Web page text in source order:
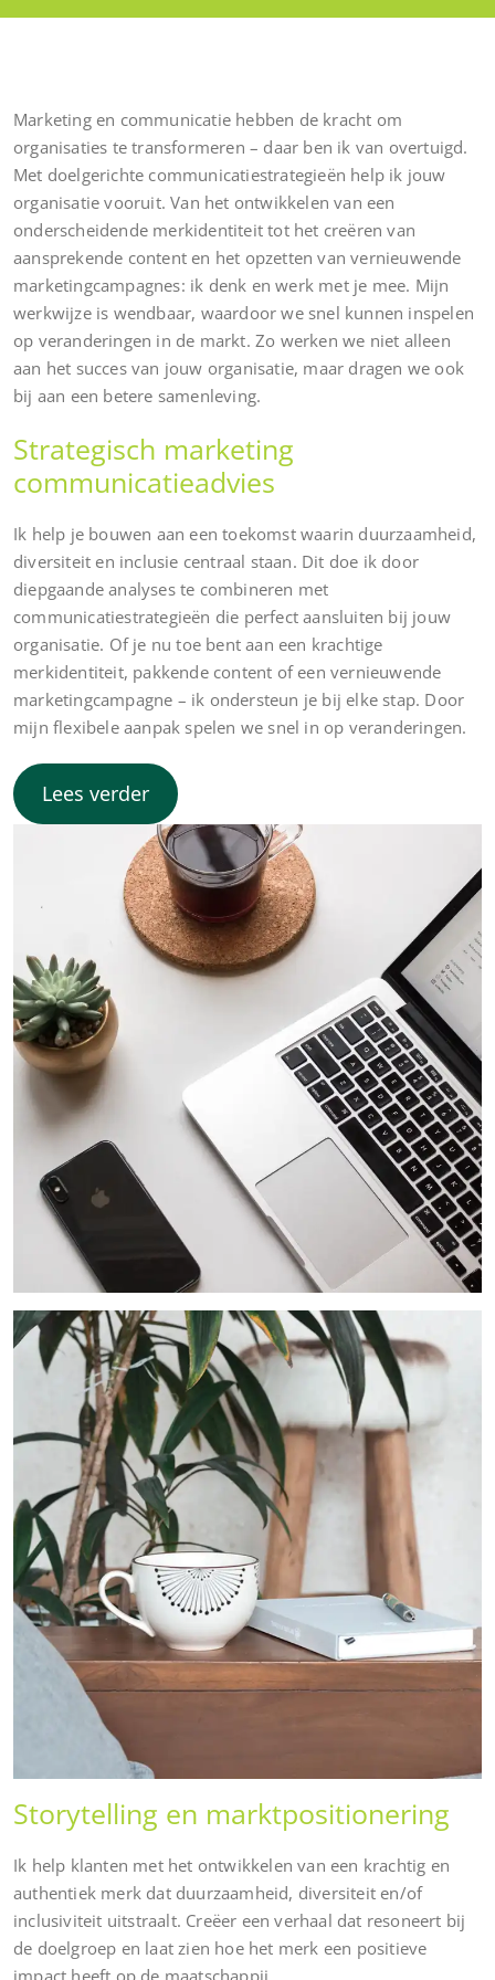
Marketing en communicatie hebben de kracht om
organisaties te transformeren – daar ben ik van overtuigd.
Met doelgerichte communicatiestrategieën help ik jouw
organisatie vooruit. Van het ontwikkelen van een
onderscheidende merkidentiteit tot het creëren van
aansprekende content en het opzetten van vernieuwende
marketingcampagnes: ik denk en werk met je mee. Mijn
werkwijze is wendbaar, waardoor we snel kunnen inspelen
op veranderingen in de markt. Zo werken we niet alleen
aan het succes van jouw organisatie, maar dragen we ook
bij aan een betere samenleving.
Strategisch marketing
communicatieadvies
Ik help je bouwen aan een toekomst waarin duurzaamheid,
diversiteit en inclusie centraal staan. Dit doe ik door
diepgaande analyses te combineren met
communicatiestrategieën die perfect aansluiten bij jouw
organisatie. Of je nu toe bent aan een krachtige
merkidentiteit, pakkende content of een vernieuwende
marketingcampagne – ik ondersteun je bij elke stap. Door
mijn flexibele aanpak spelen we snel in op veranderingen.
Lees verder
Storytelling en marktpositionering
Ik help klanten met het ontwikkelen van een krachtig en
authentiek merk dat duurzaamheid, diversiteit en/of
inclusiviteit uitstraalt. Creëer een verhaal dat resoneert bij
de doelgroep en laat zien hoe het merk een positieve
impact heeft op de maatschappij.